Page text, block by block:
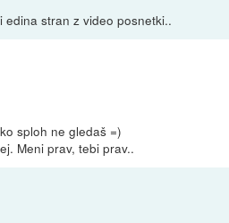
edina stran z video posnetki..
sploh ne gledaš =)
Meni prav, tebi prav..